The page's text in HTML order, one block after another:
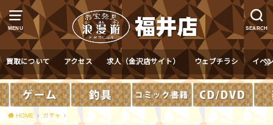
MENU SEARCH
買取について アクセス 求人（金沢店サイト） ウェブチラシ イベ
HOME ガチャ